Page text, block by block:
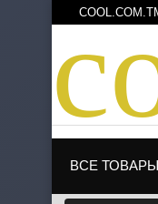
c
ВСЕ ТОВАРЫ